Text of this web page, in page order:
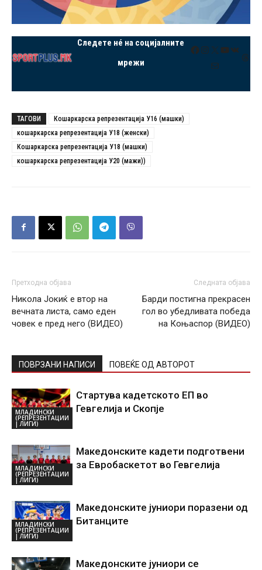
Следете нé на социјалните
мрежи
Facebook
Instagram
X YouTube
VK
Mail
ТАГОВИ
Кошаркарска репрезентација У16 (машки)
кошаркарска репрезентација У18 (женски)
Кошаркарска репрезентација У18 (машки)
кошаркарска репрезентација У20 (мажи))
Претходна објава
Никола Јокиќ е втор на
вечната листа, само еден
човек е пред него (ВИДЕО)
Следната објава
Барди постигна прекрасен
гол во убедливата победа
на Коњаспор (ВИДЕО)
ПОВРЗАНИ НАПИСИ ПОВЕЌЕ ОД АВТОРОТ
МЛАДИНСКИ
(РЕПРЕЗЕНТАЦИИ
| ЛИГИ)
Стартува кадетското ЕП во
Гевгелија и Скопје
МЛАДИНСКИ
(РЕПРЕЗЕНТАЦИИ
| ЛИГИ)
Македонските кадети подготвени
за Евробаскетот во Гевгелија
МЛАДИНСКИ
(РЕПРЕЗЕНТАЦИИ
| ЛИГИ)
Македонските јуниори поразени од
Битанците
Македонските јуниори се